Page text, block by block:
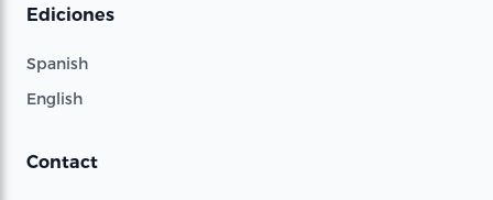
Ediciones
Spanish
English
Contact